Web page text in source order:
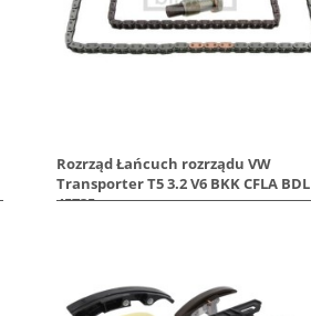
Rozrząd Łańcuch rozrządu VW
Transporter T5 3.2 V6 BKK CFLA BDL
45735